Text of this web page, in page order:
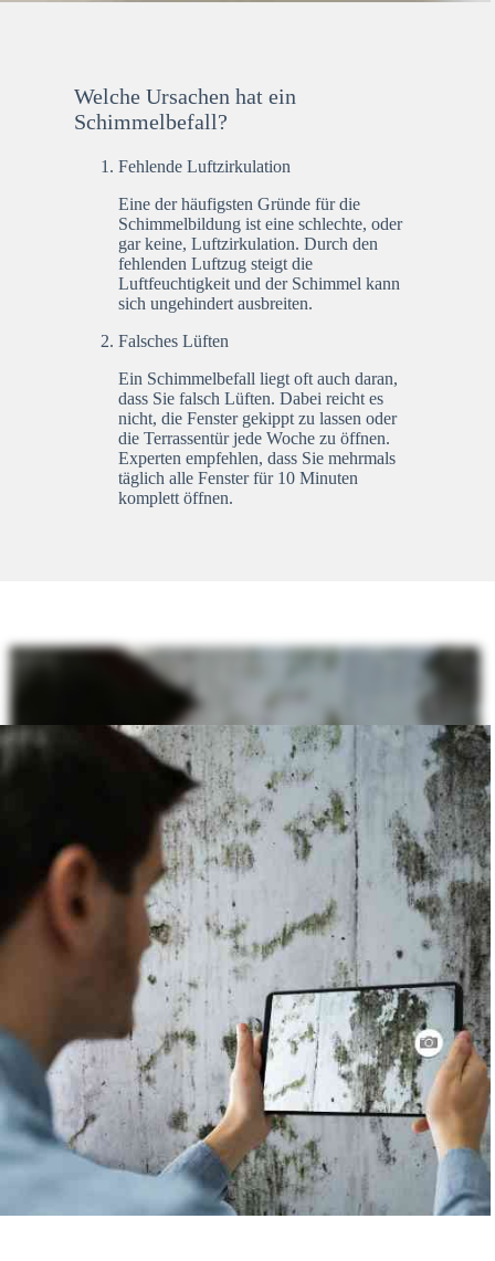
Welche Ursachen hat ein
Schimmelbefall?
Fehlende Luftzirkulation
Eine der häufigsten Gründe für die
Schimmelbildung ist eine schlechte, oder
gar keine, Luftzirkulation. Durch den
fehlenden Luftzug steigt die
Luftfeuchtigkeit und der Schimmel kann
sich ungehindert ausbreiten.
Falsches Lüften
Ein Schimmelbefall liegt oft auch daran,
dass Sie falsch Lüften. Dabei reicht es
nicht, die Fenster gekippt zu lassen oder
die Terrassentür jede Woche zu öffnen.
Experten empfehlen, dass Sie mehrmals
täglich alle Fenster für 10 Minuten
komplett öffnen.